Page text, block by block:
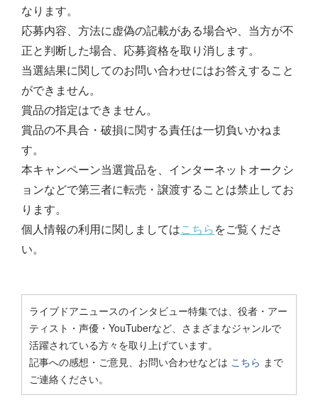
なります。
応募内容、方法に虚偽の記載がある場合や、当方が不
正と判断した場合、応募資格を取り消します。
当選結果に関してのお問い合わせにはお答えすること
ができません。
賞品の指定はできません。
賞品の不具合・破損に関する責任は一切負いかねま
す。
本キャンペーン当選賞品を、インターネットオークシ
ョンなどで第三者に転売・譲渡することは禁止してお
ります。
個人情報の利用に関しましてはこちらをご覧くださ
い。
ライブドアニュースのインタビュー特集では、役者・アー
ティスト・声優・YouTuberなど、さまざまなジャンルで
活躍されている方々を取り上げています。
記事への感想・ご意見、お問い合わせなどは こちら まで
ご連絡ください。